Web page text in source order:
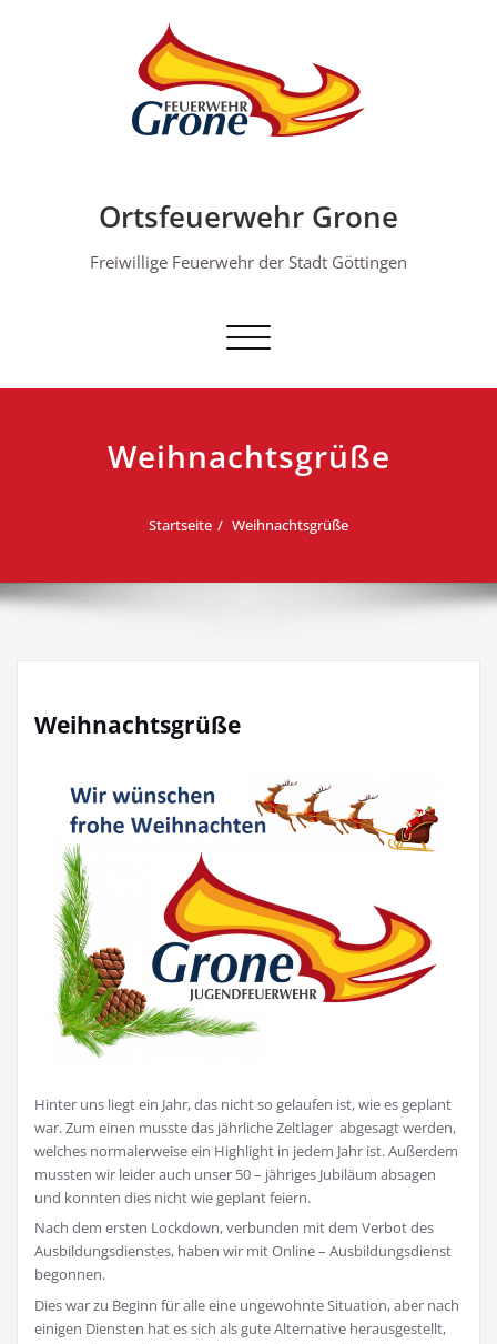
Ortsfeuerwehr Grone
Freiwillige Feuerwehr der Stadt Göttingen
Schalte Navigation
Weihnachtsgrüße
Startseite Weihnachtsgrüße
Weihnachtsgrüße
Hinter uns liegt ein Jahr, das nicht so gelaufen ist, wie es geplant
war. Zum einen musste das jährliche Zeltlager abgesagt werden,
welches normalerweise ein Highlight in jedem Jahr ist. Außerdem
mussten wir leider auch unser 50 – jähriges Jubiläum absagen
und konnten dies nicht wie geplant feiern.
Nach dem ersten Lockdown, verbunden mit dem Verbot des
Ausbildungsdienstes, haben wir mit Online – Ausbildungsdienst
begonnen.
Dies war zu Beginn für alle eine ungewohnte Situation, aber nach
einigen Diensten hat es sich als gute Alternative herausgestellt,